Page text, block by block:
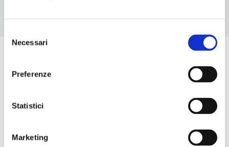
delNecessari
Preferenze
Statistici
Marketing